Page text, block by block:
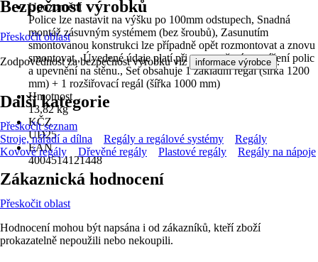
Upozornění
Police lze nastavit na výšku po 100mm odstupech, Snadná
montáž zásuvným systémem (bez šroubů), Zasunutím
smontovanou konstrukci lze případně opět rozmontovat a znovu
smontovat., Úvedené údaje platí při rovnoměrném zatížení polic
a upevnění na stěnu., Set obsahuje 1 základní regál (šířka 1200
mm) + 1 rozšiřovací regál (šířka 1000 mm)
Hmotnost
13,82 kg
KČZ
UD25
EAN
4004514121448
Bezpečnost výrobků
Přeskočit oblast
Zodpovědnost za bezpečnost výrobku viz informace výrobce .
Další kategorie
Přeskočit seznam
Stroje, nářadí a dílna
Regály a regálové systémy
Regály
Kovové regály
Dřevěné regály Plastové regály Regály na nápoje
Zákaznická hodnocení
Přeskočit oblast
Hodnocení mohou být napsána i od zákazníků, kteří zboží
prokazatelně nepoužili nebo nekoupili.